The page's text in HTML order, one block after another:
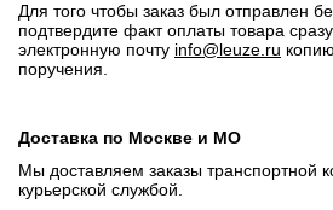
Для того чтобы заказ был отправлен
подтвердите факт оплаты товара
электронную почту info@leuze.ru
поручения.
Доставка по Москве и МО
Мы доставляем заказы транспортной
курьерской службой.